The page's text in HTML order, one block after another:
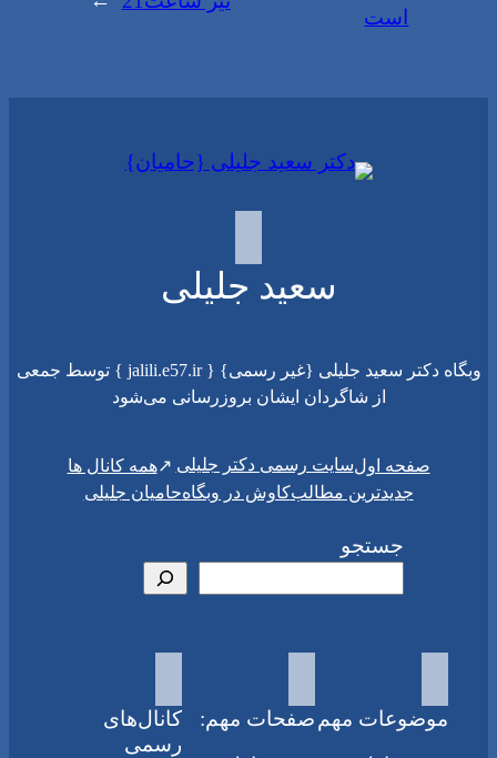
است
سعید جلیلی
وبگاه دکتر سعید جلیلی {غیر رسمی} { jalili.e57.ir } توسط جمعی
از شاگردان ایشان بروزرسانی می‌شود
صفحه اولسایت رسمی دکتر جلیلی
همه کانال ها
جدیدترین مطالبکاوش در وبگاهحامیان جلیلی
جستجو
موضوعات مهم صفحات مهم:
کانال‌های
رسمی